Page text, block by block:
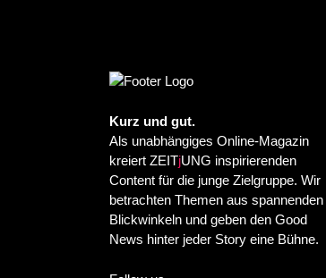
Kurz und gut.
Als unabhängiges Online-Magazin
kreiert ZEITjUNG inspirierenden
Content für die junge Zielgruppe. Wir
betrachten Themen aus spannenden
Blickwinkeln und geben den Good
News hinter jeder Story eine Bühne.